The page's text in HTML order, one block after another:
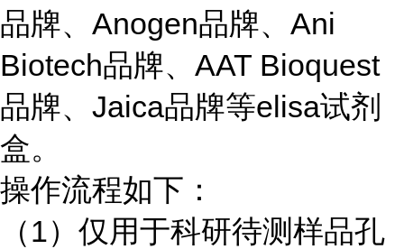
品牌、Anogen品牌、Ani
Biotech品牌、AAT Bioquest
品牌、Jaica品牌等elisa试剂
盒。
操作流程如下：
（1）仅用于科研待测样品孔